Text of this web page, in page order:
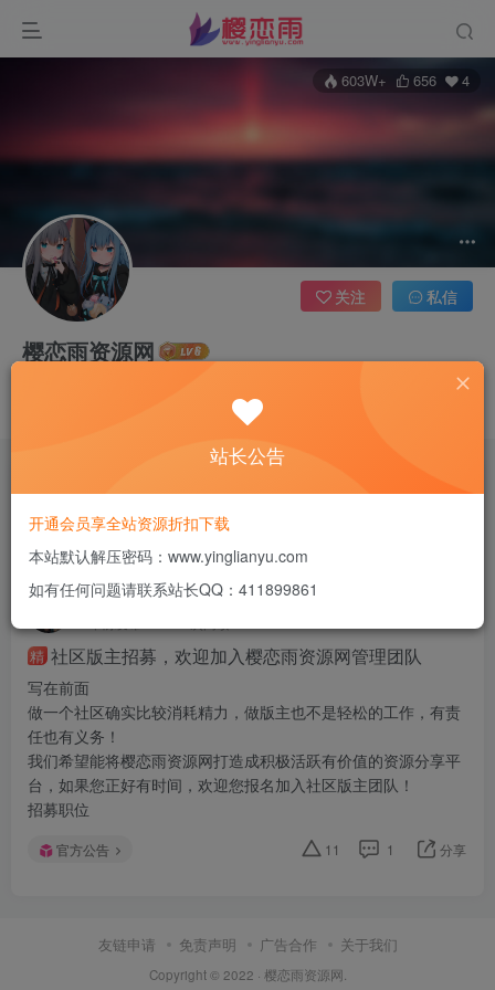
603W+ 656 4
樱恋雨资源网
关注 私信
文章65 收藏0 评论0 板块2 帖子0 粉丝4
发布 0
樱恋雨资源网
精 社区版主招募，欢迎加入樱恋雨资源网管理团队
写在前面
做一个社区确实比较消耗精力，做版主也不是轻松的工作，有责
任也有义务！
我们希望能将樱恋雨资源网打造成积极活跃有价值的资源分享平
台，如果您正好有时间，欢迎您报名加入社区版主团队！
招募职位
官方公告 11 1 分享
友链申请 免责声明 广告合作 关于我们
Copyright © 2022 · 樱恋雨资源网
站长公告
开通会员享全站资源折扣下载
本站默认解压密码：www.yinglianyu.com
如有任何问题请联系站长QQ：411899861